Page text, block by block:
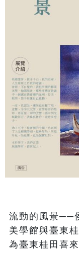
流動的風景──
美學館與臺東
為臺東桂田喜